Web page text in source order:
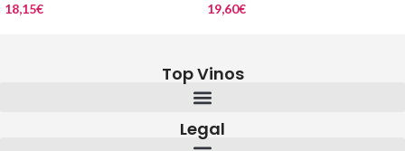
18,15€ 19,60€
Top Vinos
Legal